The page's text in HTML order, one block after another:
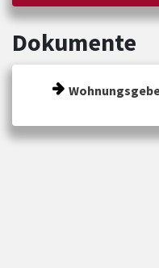
Dokumente